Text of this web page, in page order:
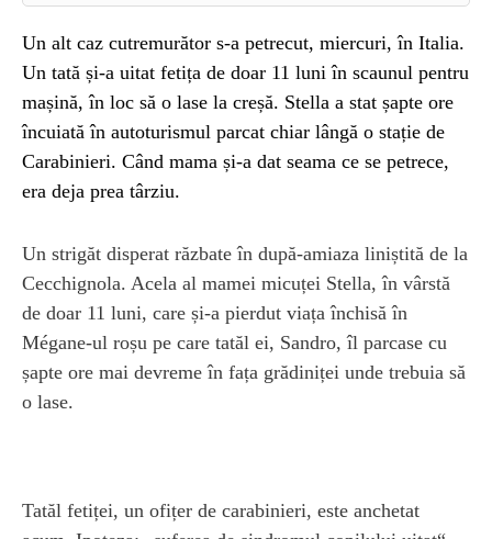
Un alt caz cutremurător s-a petrecut, miercuri, în Italia.
Un tată și-a uitat fetița de doar 11 luni în scaunul pentru
mașină, în loc să o lase la creșă. Stella a stat șapte ore
încuiată în autoturismul parcat chiar lângă o stație de
Carabinieri. Când mama și-a dat seama ce se petrece,
era deja prea târziu.
Un strigăt disperat răzbate în după-amiaza liniștită de la
Cecchignola. Acela al mamei micuței Stella, în vârstă
de doar 11 luni, care și-a pierdut viața închisă în
Mégane-ul roșu pe care tatăl ei, Sandro, îl parcase cu
șapte ore mai devreme în fața grădiniței unde trebuia să
o lase.
Tatăl fetiței, un ofițer de carabinieri, este anchetat